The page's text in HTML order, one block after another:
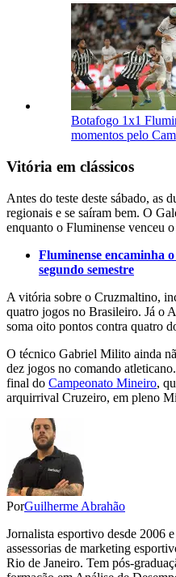
Botafogo 1x1
momentos pelo
Vitória em clássicos
Antes do teste deste sábado, as
regionais e se saíram bem. O
enquanto o Fluminense venceu o
Fluminense encaminha
segundo semestre
A vitória sobre o Cruzmaltino,
quatro jogos no Brasileiro. Já o
soma oito pontos contra quatro
O técnico Gabriel Milito ainda
dez jogos no comando
final do Campeonato Mineiro,
arquirrival Cruzeiro, em pleno
PorGuilherme Abrahão
Jornalista esportivo desde 2006
assessorias de marketing
Rio de Janeiro. Tem pós-